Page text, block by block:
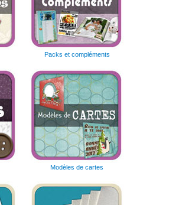
Packs et compléments
Modèles de cartes